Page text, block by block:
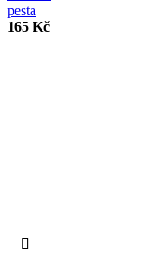
rajčat
170 g
pesta
165 Kč